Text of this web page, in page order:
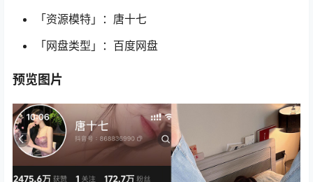
「资源模特」：唐十七
「网盘类型」：百度网盘
预览图片